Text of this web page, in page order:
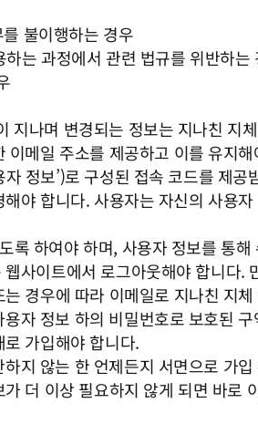
불이행하는 경우
는 과정에서 관련 법규를 위반하는
나며 변경되는 정보는 지나친 지
메일 주소를 제공하고 이를 유지
정보’)로 구성된 접속 코드를 제
야 합니다. 사용자는 자신의 사용
하여야 하며, 사용자 정보를 통
사이트에서 로그아웃해야 합니다
경우에 따라 이메일로 지나친 지
자 정보 하의 비밀번호로 보호된
가입해야 합니다.
지 않는 한 언제든지 서면으로 가
더 이상 필요하지 않게 되면 바로